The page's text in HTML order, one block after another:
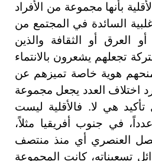
بأنها مجموعة من الأفراد
السائدة في المجتمع من
العرق أو الثقافة والذين
تجعلهم يشعرون بالانتماء
هوية خاصة تميزهم عن
اختلاف العدد يجعل مجموعة
تأكيد هي لا. فالأقلية ليست
في جنوب أفريقيا مثلاً،
العنصري أي منذ منتصف
تسعيناته، كانت المجموعة